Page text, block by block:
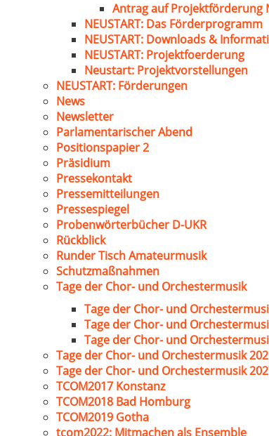
Antrag auf Projektförderung
NEUSTART: Das Förderprogramm
NEUSTART: Downloads &
NEUSTART: Projektfoerderung
Neustart: Projektvorstellungen
NEUSTART: Förderungen
News
Newsletter
Parlamentarischer Abend
Positionspapier 2
Präsidium
Pressekontakt
Pressemitteilungen
Pressespiegel
Probenwörterbücher D-UKR
Rückblick
Runder Tisch Amateurmusik
Schutzmaßnahmen
Tage der Chor- und Orchestermusik
Tage der Chor- und
Tage der Chor- und
Tage der Chor- und
Tage der Chor- und Orchestermusik
Tage der Chor- und Orchestermusik
TCOM2017 Konstanz
TCOM2018 Bad Homburg
TCOM2019 Gotha
tcom2022: Mitmachen als Ensemble